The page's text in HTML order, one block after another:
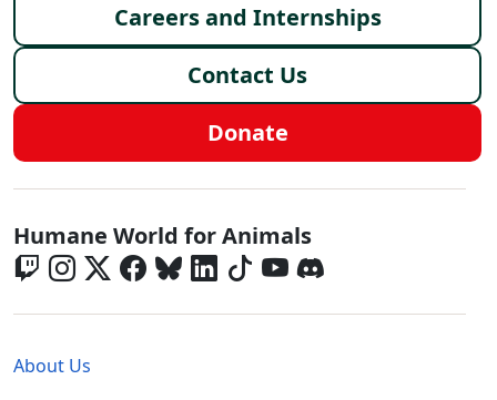
Careers and Internships
Contact Us
Donate
Global - Social Menu
Humane World for Animals
About Us